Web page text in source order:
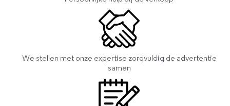
We stellen met onze expertise zorgvuldig de advertentie
samen